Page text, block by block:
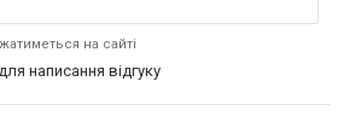
на сайті
для написання відгуку